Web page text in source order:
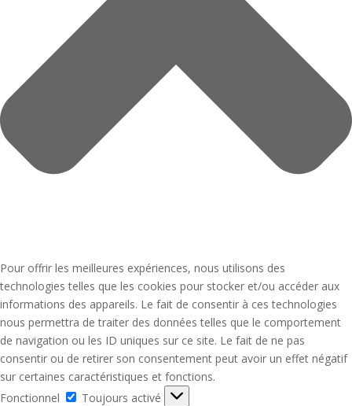
Pour offrir les meilleures expériences, nous utilisons des
technologies telles que les cookies pour stocker et/ou accéder aux
informations des appareils. Le fait de consentir à ces technologies
nous permettra de traiter des données telles que le comportement
de navigation ou les ID uniques sur ce site. Le fait de ne pas
consentir ou de retirer son consentement peut avoir un effet négatif
sur certaines caractéristiques et fonctions.
Fonctionnel
Fonctionnel
Toujours activé